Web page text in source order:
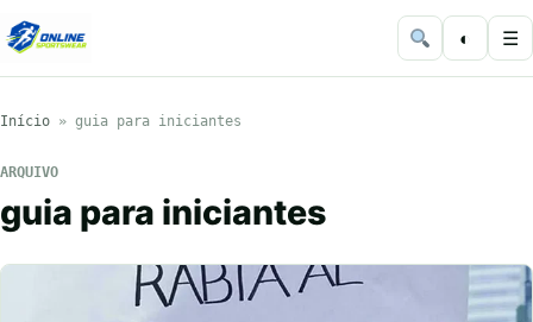
◐ ☰
Início » guia para iniciantes
ARQUIVO
guia para iniciantes